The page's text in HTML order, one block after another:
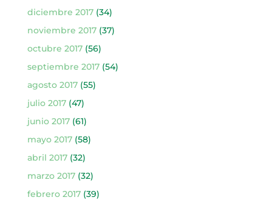
diciembre 2017(34)
noviembre 2017(37)
octubre 2017(56)
septiembre 2017(54)
agosto 2017(55)
julio 2017(47)
junio 2017(61)
mayo 2017(58)
abril 2017(32)
marzo 2017(32)
febrero 2017(39)